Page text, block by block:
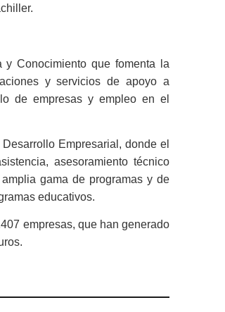
Conocimiento que fomenta la
y servicios de apoyo a
de empresas y empleo en el
Empresarial, donde el
asesoramiento técnico
gama de programas y de
educativos.
empresas, que han generado